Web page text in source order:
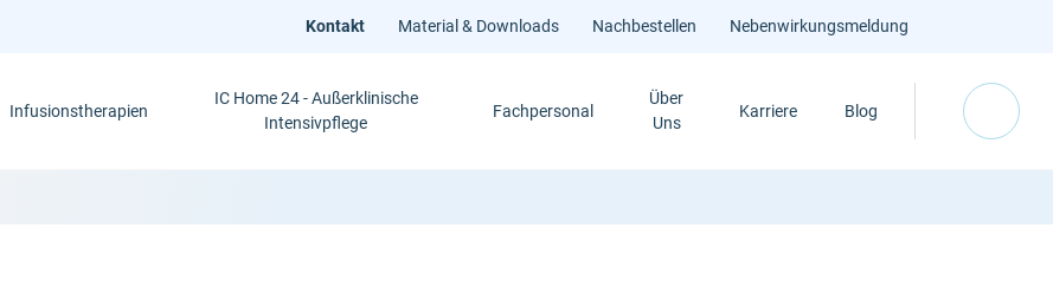
Kontakt Material & Downloads Nachbestellen Nebenwirkungsmeldung
Infusionstherapien
IC Home 24 - Außerklinische
Intensivpflege
Fachpersonal
Über
Uns
Karriere Blog